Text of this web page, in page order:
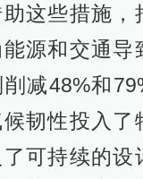
这些措施，
源和交通导
减48%和
韧性投入了
可持续的设